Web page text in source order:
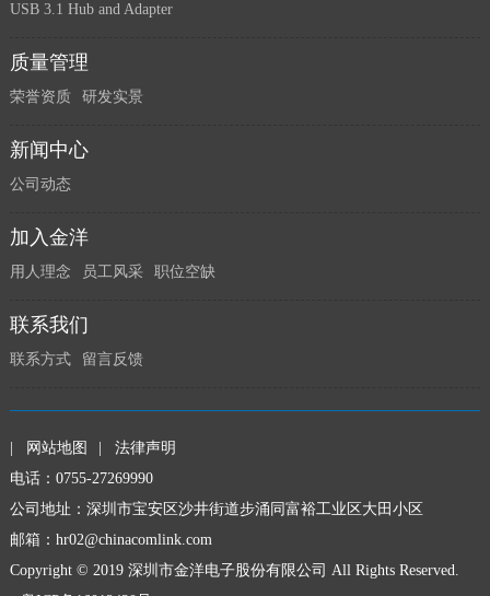
USB 3.1 Hub and Adapter
质量管理
荣誉资质 研发实景
新闻中心
公司动态
加入金洋
用人理念 员工风采 职位空缺
联系我们
联系方式 留言反馈
网站地图
法律声明
电话：0755-27269990
公司地址：深圳市宝安区沙井街道步涌同富裕工业区大田小区
邮箱： hr02@chinacomlink.com
Copyright © 2019 深圳市金洋电子股份有限公司 All Rights Reserved.